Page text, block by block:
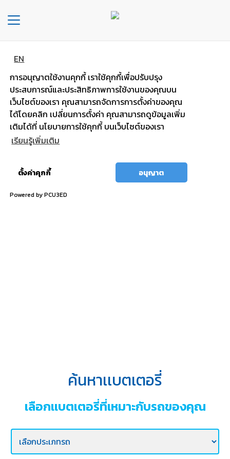
EN
การอนุญาตใช้งานคุกกี้ เราใช้คุกกี้เพื่อปรับปรุง
ประสบการณ์และประสิทธิภาพการใช้งานของคุณบน
เว็บไซต์ของเรา คุณสามารถจัดการการตั้งค่าของคุณ
ได้โดยคลิก เปลี่ยนการตั้งค่า คุณสามารถดูข้อมูลเพิ่ม
เติมได้ที่ นโยบายการใช้คุกกี้ บนเว็บไซต์ของเรา
เรียนรู้เพิ่มเติม
ตั้งค่าคุกกี้ อนุญาต
Powered by PCU3ED
Toggle
navigation
หน้า
หลัก
องค์กร
ประเภท
รถยนต์
เภท
เต
กับ
ติดต่อ
แบตพลังอึด
รถกระบะ รถตู้
ไฟแรง มั่นใจ กำลังไฟสตาร์ทสูง
ค้นหาเเบตเตอรี่
เลือกเเบตเตอรี่ที่เหมาะกับรถของคุณ